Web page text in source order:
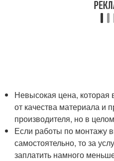
Невысокая цена, которая
от качества материала и
производителя, но в
Если работы по монтажу
самостоятельно, то за
заплатить намного